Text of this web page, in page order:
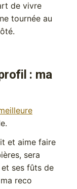
de vivre
tournée au
: ma
et aime faire
sera
ses fûts de
reco